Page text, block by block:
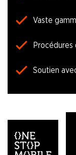
Vaste
Soutien